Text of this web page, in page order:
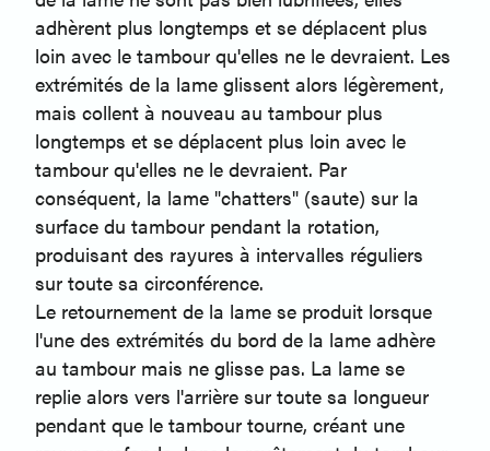
adhèrent plus longtemps et se déplacent plus
loin avec le tambour qu'elles ne le devraient. Les
extrémités de la lame glissent alors légèrement,
mais collent à nouveau au tambour plus
longtemps et se déplacent plus loin avec le
tambour qu'elles ne le devraient. Par
conséquent, la lame "chatters" (saute) sur la
surface du tambour pendant la rotation,
produisant des rayures à intervalles réguliers
sur toute sa circonférence.
Le retournement de la lame se produit lorsque
l'une des extrémités du bord de la lame adhère
au tambour mais ne glisse pas. La lame se
replie alors vers l'arrière sur toute sa longueur
pendant que le tambour tourne, créant une